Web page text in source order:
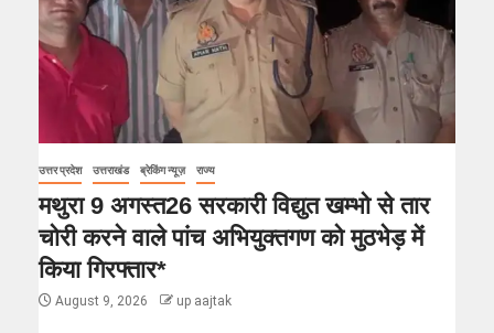
उत्तर प्रदेश उत्तराखंड ब्रेकिंग न्यूज़ राज्य
मथुरा 9 अगस्त26 सरकारी विद्युत खम्भो से तार
चोरी करने वाले पांच अभियुक्तगण को मुठभेड़ में
किया गिरफ्तार*
August 9, 2026 up aajtak